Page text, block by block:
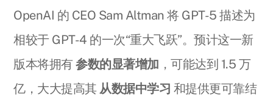
OpenAI 的 CEO Sam Altman 将 GPT-5 描述为
相较于 GPT-4 的一次“重大飞跃”。预计这一新
版本将拥有参数的显著增加 ，可能达到 1.5 万
亿，大大提高其 从数据中学习 和提供更可靠结